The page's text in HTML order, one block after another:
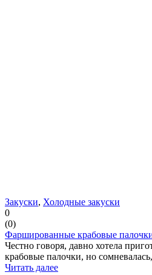
Закуски, Холодные закуски
0
(0)
Фаршированные крабовые
Честно говоря, давно хотела
крабовые палочки, но
Читать далее